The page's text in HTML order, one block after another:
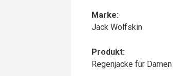
Marke:
Jack Wolfskin
Produkt:
Regenjacke für Damen